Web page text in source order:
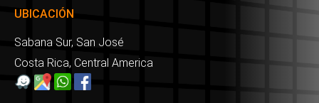
UBICACIÓN
Sabana Sur, San José
Costa Rica, Central America